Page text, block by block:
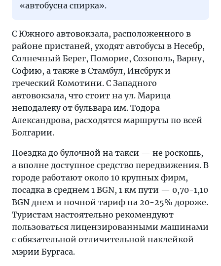
«автобусна спирка».
С Южного автовокзала, расположенного в
районе пристаней, уходят автобусы в Несебр,
Солнечный Берег, Поморие, Созополь, Варну,
Софию, а также в Стамбул, Инсбрук и
греческий Комотини. С Западного
автовокзала, что стоит на ул. Марица
неподалеку от бульвара им. Тодора
Александрова, расходятся маршруты по всей
Болгарии.
Поездка до булочной на такси — не роскошь,
а вполне доступное средство передвижения. В
городе работают около 10 крупных фирм,
посадка в среднем 1 BGN, 1 км пути — 0,70-1,10
BGN днем и ночной тариф на 20-25% дороже.
Туристам настоятельно рекомендуют
пользоваться лицензированными машинами
с обязательной отличительной наклейкой
мэрии Бургаса.